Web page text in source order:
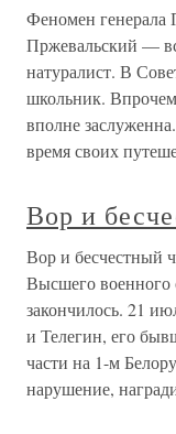
Феномен генерала
Пржевальский —
натуралист. В
школьник.
вполне
время своих
Вор и
Вор и бесчестный
Высшего военного
закончилось. 21
и Телегин, его
части на 1-м
нарушение,